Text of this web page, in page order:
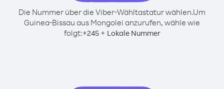
Die Nummer über die Viber-Wähltastatur wählen.Um
Guinea-Bissau aus Mongolei anzurufen, wähle wie
folgt:+245+ Lokale Nummer